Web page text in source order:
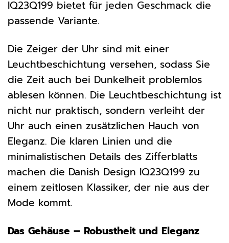
IQ23Q199 bietet für jeden Geschmack die
passende Variante.
Die Zeiger der Uhr sind mit einer
Leuchtbeschichtung versehen, sodass Sie
die Zeit auch bei Dunkelheit problemlos
ablesen können. Die Leuchtbeschichtung ist
nicht nur praktisch, sondern verleiht der
Uhr auch einen zusätzlichen Hauch von
Eleganz. Die klaren Linien und die
minimalistischen Details des Zifferblatts
machen die Danish Design IQ23Q199 zu
einem zeitlosen Klassiker, der nie aus der
Mode kommt.
Das Gehäuse – Robustheit und Eleganz